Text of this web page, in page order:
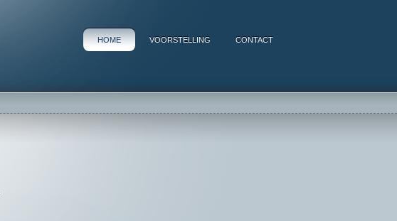
HOME VOORSTELLING CONTACT